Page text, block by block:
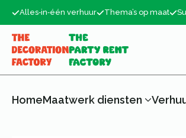
Alles‑in‑één verhuur Thema’s op maat
HomeMaatwerk diensten